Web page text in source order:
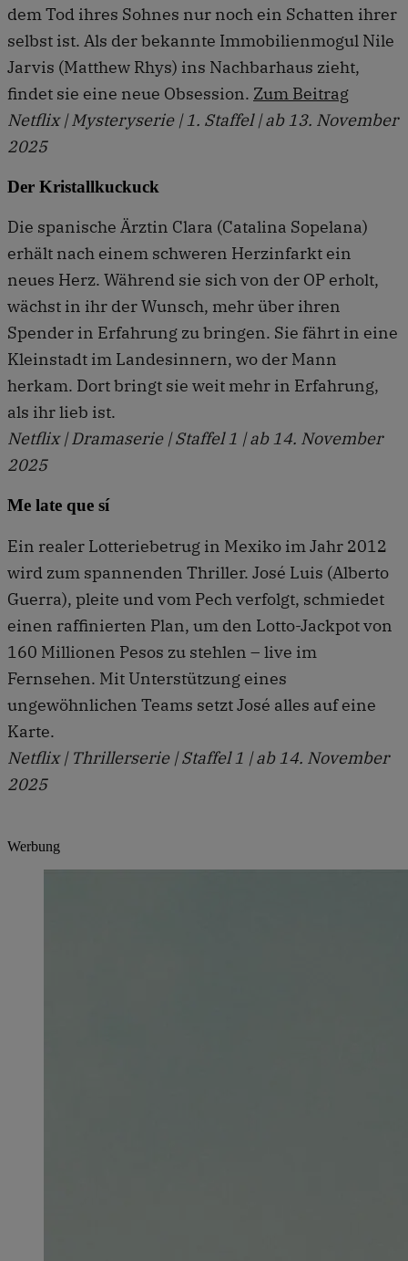
dem Tod ihres Sohnes nur noch ein Schatten ihrer
selbst ist. Als der bekannte Immobilienmogul Nile
Jarvis (Matthew Rhys) ins Nachbarhaus zieht,
findet sie eine neue Obsession. Zum Beitrag
Netflix | Mysteryserie | 1. Staffel | ab 13. November
2025
Der Kristallkuckuck
Die spanische Ärztin Clara (Catalina Sopelana)
erhält nach einem schweren Herzinfarkt ein
neues Herz. Während sie sich von der OP erholt,
wächst in ihr der Wunsch, mehr über ihren
Spender in Erfahrung zu bringen. Sie fährt in eine
Kleinstadt im Landesinnern, wo der Mann
herkam. Dort bringt sie weit mehr in Erfahrung,
als ihr lieb ist.
Netflix | Dramaserie | Staffel 1 | ab 14. November
2025
Me late que sí
Ein realer Lotteriebetrug in Mexiko im Jahr 2012
wird zum spannenden Thriller. José Luis (Alberto
Guerra), pleite und vom Pech verfolgt, schmiedet
einen raffinierten Plan, um den Lotto-Jackpot von
160 Millionen Pesos zu stehlen – live im
Fernsehen. Mit Unterstützung eines
ungewöhnlichen Teams setzt José alles auf eine
Karte.
Netflix | Thrillerserie | Staffel 1 | ab 14. November
2025
Werbung